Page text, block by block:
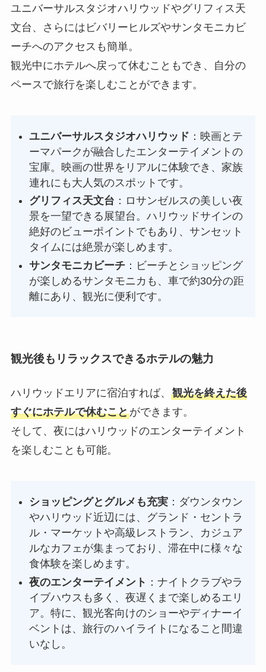
ユニバーサルスタジオハリウッドやグリフィス天
文台、さらにはビバリーヒルズやサンタモニカビ
ーチへのアクセスも簡単。
観光中にホテルへ戻って休むこともでき、自分の
ペースで旅行を楽しむことができます。
ユニバーサルスタジオハリウッド ：映画とテ
ーマパークが融合したエンターテイメントの
宝庫。映画の世界をリアルに体験でき、家族
連れにも大人気のスポットです。
グリフィス天文台 ：ロサンゼルスの美しい夜
景を一望できる展望台。ハリウッドサインの
絶好のビューポイントでもあり、サンセット
タイムには絶景が楽しめます。
サンタモニカビーチ ：ビーチとショッピング
が楽しめるサンタモニカも、車で約30分の距
離にあり、観光に便利です。
観光後もリラックスできるホテルの魅力
ハリウッドエリアに宿泊すれば、 観光を終えた後
すぐにホテルで休むことができます。
そして、夜にはハリウッドのエンターテイメント
を楽しむことも可能。
ショッピングとグルメも充実 ：ダウンタウン
やハリウッド近辺には、グランド・セントラ
ル・マーケットや高級レストラン、カジュア
ルなカフェが集まっており、滞在中に様々な
食体験を楽しめます。
夜のエンターテイメント ：ナイトクラブやラ
イブハウスも多く、夜遅くまで楽しめるエリ
ア。特に、観光客向けのショーやディナーイ
ベントは、旅行のハイライトになること間違
いなし。